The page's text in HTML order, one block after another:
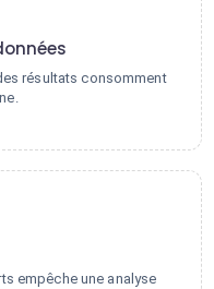
résultats consomment
empêche une analyse